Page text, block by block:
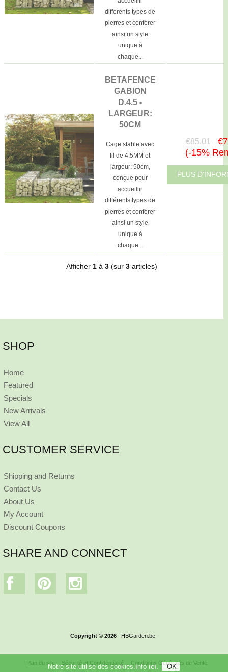
différents types de
pierres et conférer
ainsi un style
unique à
chaque...
BETAFENCE
GABION
D.4.5 -
LARGEUR:
50CM
Cage stable avec
fil de 4.5MM et
largeur: 50cm,
conçue pour
accueillir
différents types de
pierres et conférer
ainsi un style
unique à
chaque...
€85.01
(-15%
PLUS
Afficher 1 à3 (sur3 articles)
SHOP
Home
Featured
Specials
New Arrivals
View All
CUSTOMER SERVICE
Shipping and Returns
Contact Us
About Us
My Account
Discount Coupons
SHARE AND CONNECT
Copyright © 2026 HBGarden.be
Plan du site Sécurité et Confidentialité Conditions Générales de Vente
Notre site utilise des cookies.Infoici.